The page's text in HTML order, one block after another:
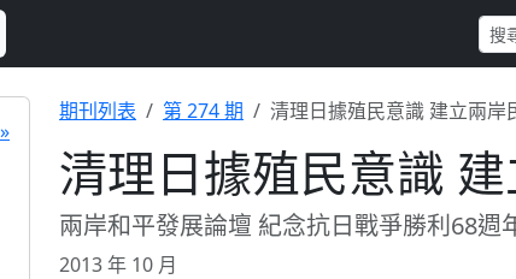
期刊列表 第 274 期 清理日據殖民意識 建立兩岸
清理日據殖民意識
兩岸和平發展論壇 紀念抗日戰爭勝利68週
2013 年 10 月